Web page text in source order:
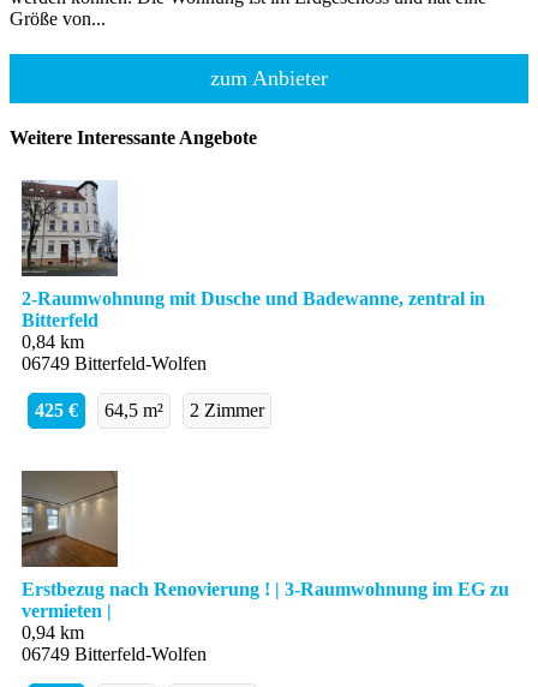
Größe von...
zum Anbieter
Weitere Interessante Angebote
2-Raumwohnung mit Dusche und Badewanne, zentral in
Bitterfeld
0,84 km
06749 Bitterfeld-Wolfen
425 € 64,5 m² 2 Zimmer
Erstbezug nach Renovierung ! | 3-Raumwohnung im EG zu
vermieten |
0,94 km
06749 Bitterfeld-Wolfen